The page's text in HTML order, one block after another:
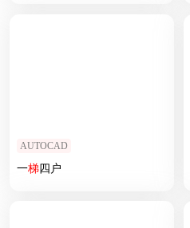
AUTOCAD
一梯四户